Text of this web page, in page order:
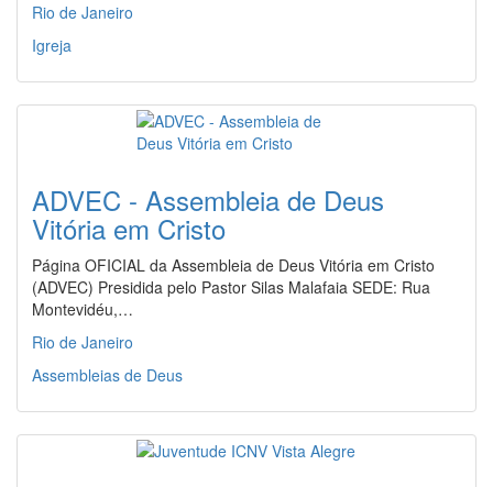
Rio de Janeiro
Igreja
ADVEC - Assembleia de Deus
Vitória em Cristo
Página OFICIAL da Assembleia de Deus Vitória em Cristo
(ADVEC) Presidida pelo Pastor Silas Malafaia SEDE: Rua
Montevidéu,…
Rio de Janeiro
Assembleias de Deus